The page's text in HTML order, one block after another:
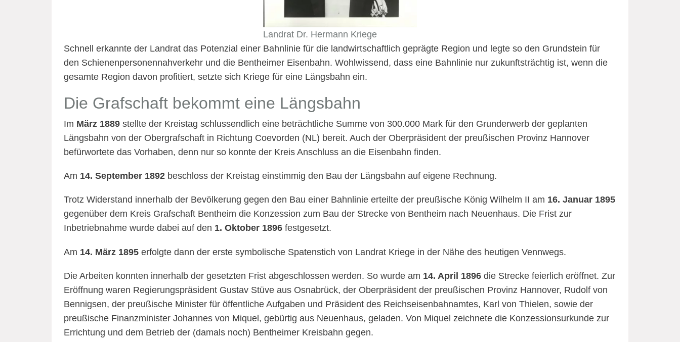
Landrat Dr. Hermann Kriege
Schnell erkannte der Landrat das Potenzial einer Bahnlinie für die landwirtschaftlich geprägte Region und legte so den Grundstein für
den Schienenpersonennahverkehr und die Bentheimer Eisenbahn. Wohlwissend, dass eine Bahnlinie nur zukunftsträchtig ist, wenn die
gesamte Region davon profitiert, setzte sich Kriege für eine Längsbahn ein.
Die Grafschaft bekommt eine Längsbahn
Im März 1889 stellte der Kreistag schlussendlich eine beträchtliche Summe von 300.000 Mark für den Grunderwerb der geplanten
Längsbahn von der Obergrafschaft in Richtung Coevorden (NL) bereit. Auch der Oberpräsident der preußischen Provinz Hannover
befürwortete das Vorhaben, denn nur so konnte der Kreis Anschluss an die Eisenbahn finden.
Am 14. September 1892 beschloss der Kreistag einstimmig den Bau der Längsbahn auf eigene Rechnung.
Trotz Widerstand innerhalb der Bevölkerung gegen den Bau einer Bahnlinie erteilte der preußische König Wilhelm II am 16. Januar 1895
gegenüber dem Kreis Grafschaft Bentheim die Konzession zum Bau der Strecke von Bentheim nach Neuenhaus. Die Frist zur
Inbetriebnahme wurde dabei auf den 1. Oktober 1896 festgesetzt.
Am 14. März 1895 erfolgte dann der erste symbolische Spatenstich von Landrat Kriege in der Nähe des heutigen Vennwegs.
Die Arbeiten konnten innerhalb der gesetzten Frist abgeschlossen werden. So wurde am 14. April 1896 die Strecke feierlich eröffnet. Zur
Eröffnung waren Regierungspräsident Gustav Stüve aus Osnabrück, der Oberpräsident der preußischen Provinz Hannover, Rudolf von
Bennigsen, der preußische Minister für öffentliche Aufgaben und Präsident des Reichseisenbahnamtes, Karl von Thielen, sowie der
preußische Finanzminister Johannes von Miquel, gebürtig aus Neuenhaus, geladen. Von Miquel zeichnete die Konzessionsurkunde zur
Errichtung und dem Betrieb der (damals noch) Bentheimer Kreisbahn gegen.